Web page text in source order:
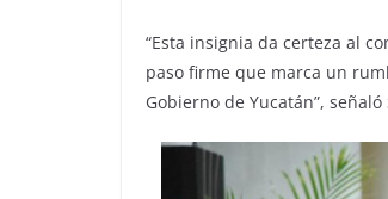
“Esta insignia da certeza al
paso firme que marca un
Gobierno de Yucatán”,